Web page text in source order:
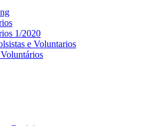
1/2020
e Voluntarios